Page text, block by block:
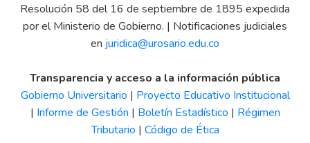
Resolución 58 del 16 de septiembre de 1895 expedida
por el Ministerio de Gobierno. | Notificaciones judiciales
en juridica@urosario.edu.co
Transparencia y acceso a la información pública
Gobierno Universitario | Proyecto Educativo Institucional
| Informe de Gestión | Boletín Estadístico | Régimen
Tributario | Código de Ética